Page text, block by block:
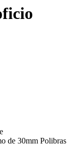
de 30mm Polibras